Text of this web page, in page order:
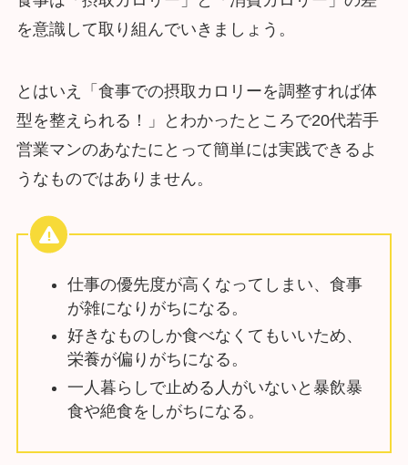
を意識して取り組んでいきましょう。
とはいえ「食事での摂取カロリーを調整すれば体
型を整えられる！」とわかったところで20代若手
営業マンのあなたにとって簡単には実践できるよ
うなものではありません。
仕事の優先度が高くなってしまい、食事
が雑になりがちになる。
好きなものしか食べなくてもいいため、
栄養が偏りがちになる。
一人暮らしで止める人がいないと暴飲暴
食や絶食をしがちになる。